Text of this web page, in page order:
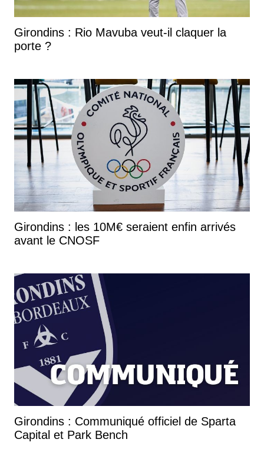
Girondins : Rio Mavuba veut-il claquer la
porte ?
Girondins : les 10M€ seraient enfin arrivés
avant le CNOSF
Girondins : Communiqué officiel de Sparta
Capital et Park Bench